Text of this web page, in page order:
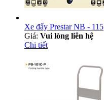
Xe đẩy Prestar NB - 115
Giá: Vui lòng liên hệ
Chi tiết